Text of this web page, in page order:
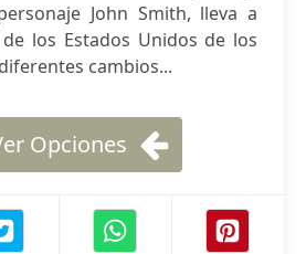
John Smith, lleva a
los Estados Unidos de los
cambios...
Opciones